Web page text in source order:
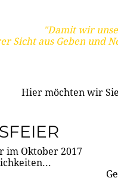
"Damit wir
Sicht aus Geben
Hier möchten wir
im Oktober 2017